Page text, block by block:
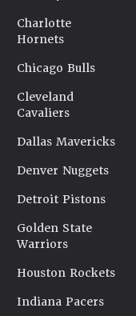
Charlotte
Hornets
Chicago Bulls
Cleveland
Cavaliers
Dallas Mavericks
Denver Nuggets
Detroit Pistons
Golden State
Warriors
Houston Rockets
Indiana Pacers